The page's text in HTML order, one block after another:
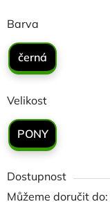
Barva
černá
Velikost
PONY
Dostupnost
Můžeme doručit do: